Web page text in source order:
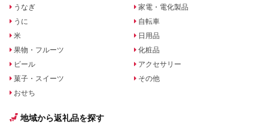
うなぎ
うに
米
果物・フルーツ
ビール
菓子・スイーツ
おせち
家電・電化製品
自転車
日用品
化粧品
アクセサリー
その他
地域から返礼品を探す